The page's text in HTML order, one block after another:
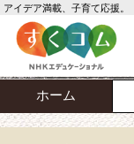
アイデア満載、子育て応援。
ホーム